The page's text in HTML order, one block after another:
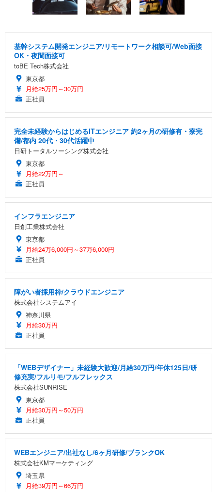
基幹システム開発エンジニア/リモートワーク相談可/Web面接
OK・夜間面接可
toBE Tech株式会社
東京都
月給25万円～30万円
正社員
完全未経験からはじめるITエンジニア 約2ヶ月の研修有・寮完
備/都内 20代・30代活躍中
日研トータルソーシング株式会社
東京都
月給22万円～
正社員
インフラエンジニア
日創工業株式会社
東京都
月給24万6,000円～37万6,000円
正社員
障がい者採用枠/クラウドエンジニア
株式会社システムアイ
神奈川県
月給30万円
正社員
「WEBデザイナー」未経験大歓迎/月給30万円/年休125日/研
修充実/フルリモ/フルフレックス
株式会社SUNRISE
東京都
月給30万円～50万円
正社員
WEBエンジニア/出社なし/6ヶ月研修/ブランクOK
株式会社KMマーケティング
埼玉県
月給39万円～66万円